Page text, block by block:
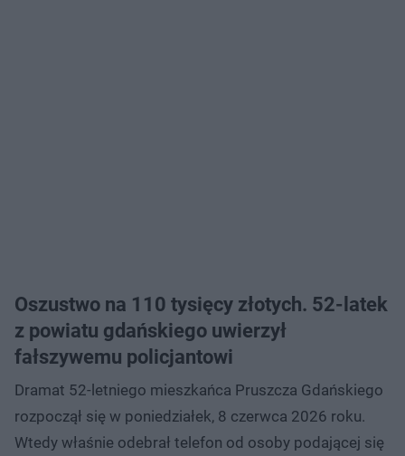
Oszustwo na 110 tysięcy złotych. 52-latek
z powiatu gdańskiego uwierzył
fałszywemu policjantowi
Dramat 52-letniego mieszkańca Pruszcza Gdańskiego
rozpoczął się w poniedziałek, 8 czerwca 2026 roku.
Wtedy właśnie odebrał telefon od osoby podającej się